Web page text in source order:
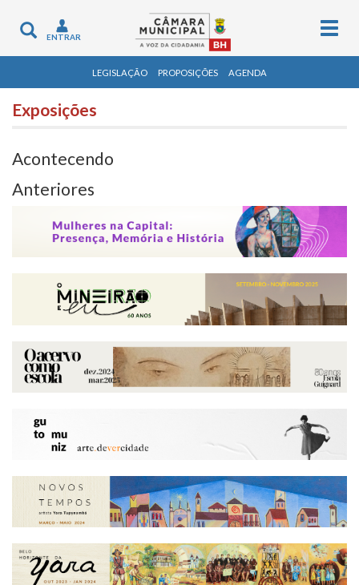
Toggle
navigation
ENTRAR
LEGISLAÇÃO PROPOSIÇÕES AGENDA
Exposições
Acontecendo
Anteriores